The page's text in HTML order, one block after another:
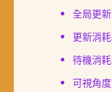
全局更
更新消
待機消
可視角